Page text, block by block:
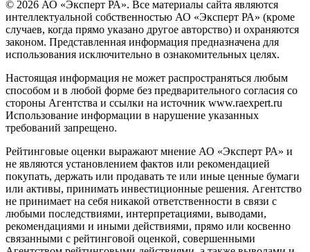
© 2026 АО «Эксперт РА». Все материалы сайта являются
интеллектуальной собственностью АО «Эксперт РА» (кроме
случаев, когда прямо указано другое авторство) и охраняются
законом. Представленная информация предназначена для
использования исключительно в ознакомительных целях.
Настоящая информация не может распространяться любым
способом и в любой форме без предварительного согласия со
стороны Агентства и ссылки на источник www.raexpert.ru
Использование информации в нарушение указанных
требований запрещено.
Рейтинговые оценки выражают мнение АО «Эксперт РА» и
не являются установлением фактов или рекомендацией
покупать, держать или продавать те или иные ценные бумаги
или активы, принимать инвестиционные решения. Агентство
не принимает на себя никакой ответственности в связи с
любыми последствиями, интерпретациями, выводами,
рекомендациями и иными действиями, прямо или косвенно
связанными с рейтинговой оценкой, совершенными